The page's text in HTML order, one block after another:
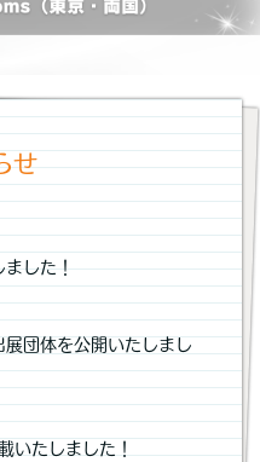
せ
ました！
団体を公開いたしまし
いたしました！